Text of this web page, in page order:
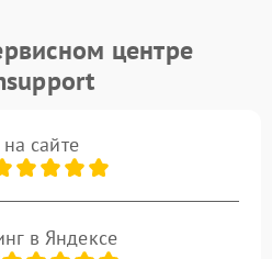
центре
сайте
в Яндексе